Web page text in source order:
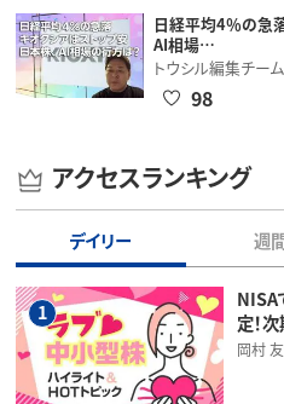
日経平均4％の急落
AI相場…
トウシル編集チーム
98
アクセスランキング
デイリー 週
1
NISA
定！
岡村